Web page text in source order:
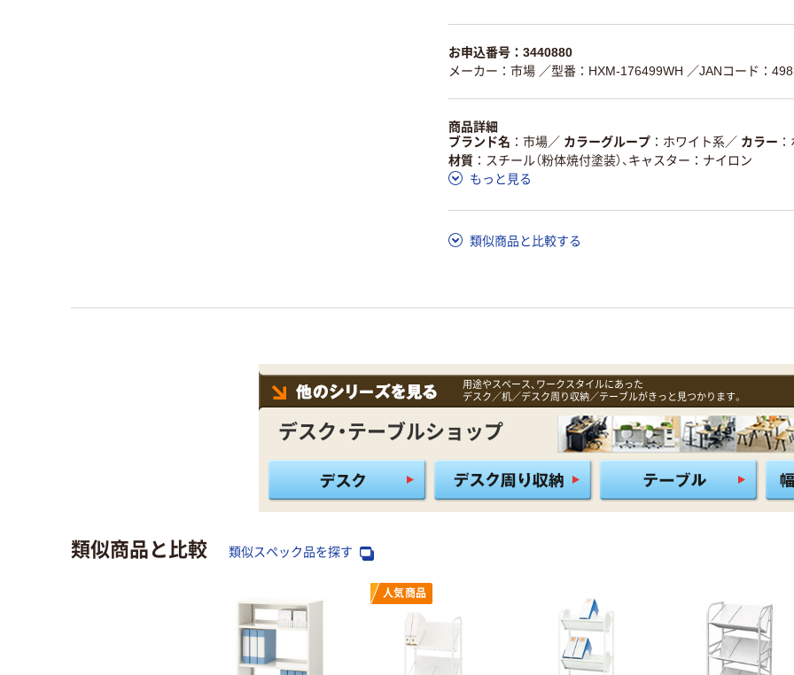
お申込番号：3440880
メーカー：市場 ／型番：HXM-176499WH ／JANコード：
商品詳細
ブランド名
市場／ カラーグループ ホワイト系／ カラー
材質
スチール（粉体焼付塗装）、キャスター：ナイロン
もっと見る
類似商品と比較する
用途やスペース、ワークスタイルにあった
デスク／机／デスク周り収納／テーブルがきっと見つかります。
デスク・テーブルショップ
類似商品と比較 類似スペック品を探す
人気商品